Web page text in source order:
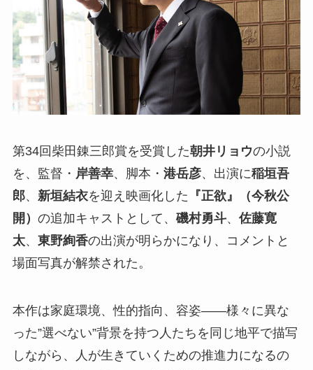
第34回柴田錬三郎賞を受賞した朝井リョウの小説
を、監督・ 岸善幸、脚本・ 港岳彦、出演に稲垣吾
郎、 新垣結衣を迎え映画化した 『正欲』（今秋公
開） の追加キャストとして、 磯村勇斗、 佐藤寛
太、 東野絢香の出演が明らかになり、コメントと
場面写真が解禁された。
本作は家庭環境、性的指向、容姿――様々に異な
った”選べない”背景を持つ人たちを同じ地平で描写
しながら、人が生きていくための推進力になるの